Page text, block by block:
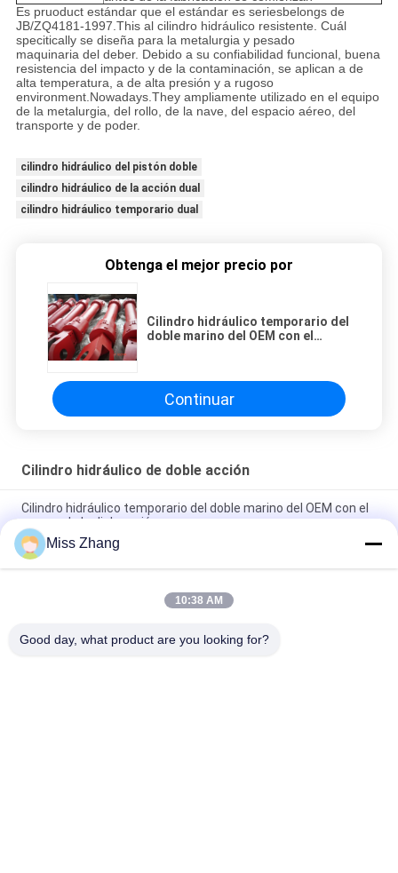
Es pruoduct estándar que el estándar es seriesbelongs de
JB/ZQ4181-1997.This al cilindro hidráulico resistente. Cuál
specitically se diseña para la metalurgia y pesado
maquinaria del deber. Debido a su confiabilidad funcional, buena
resistencia del impacto y de la contaminación, se aplican a de
alta temperatura, a de alta presión y a rugoso
environment.Nowadays.They ampliamente utilizado en el equipo
de la metalurgia, del rollo, de la nave, del espacio aéreo, del
transporte y de poder.
cilindro hidráulico del pistón doble
cilindro hidráulico de la acción dual
cilindro hidráulico temporario dual
Obtenga el mejor precio por
Cilindro hidráulico temporario del
doble marino del OEM con el
Continuar
Cilindro hidráulico de doble acción
Cilindro hidráulico temporario del doble marino del OEM con el
sensor de la dislocación
Ariete hydráulico temporario doble doble al revés del cilindro
hidráulico del pistón de la caída
Escoja/alzamiento hidráulico de la puerta plana temporaria
Miss Zhang
10:38 AM
Good day, what product are you looking for?